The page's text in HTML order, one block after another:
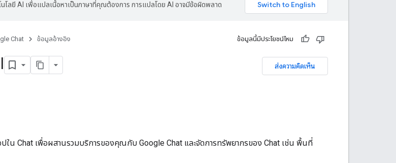
นโลยี AI เพื่อแปลเนื้อหาเป็นภาษาที่คุณต้องการ การแปลโดย AI อาจมีข้อผิดพลาด
Chat ข้อมูลอ้างอิง ข้อมูลนี้มีประโยชน์ไหม
ส่งความคิดเห็น
ปใน Chat เพื่อผสานรวมบริการของคุณกับ Google Chat และจัดการทรัพยากรของ Chat เช่น พื้นที่